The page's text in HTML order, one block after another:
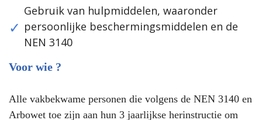
Gebruik van hulpmiddelen, waaronder
persoonlijke beschermingsmiddelen en de
NEN 3140
Voor wie ?
Alle vakbekwame personen die volgens de NEN 3140 en
Arbowet toe zijn aan hun 3 jaarlijkse herinstructie om